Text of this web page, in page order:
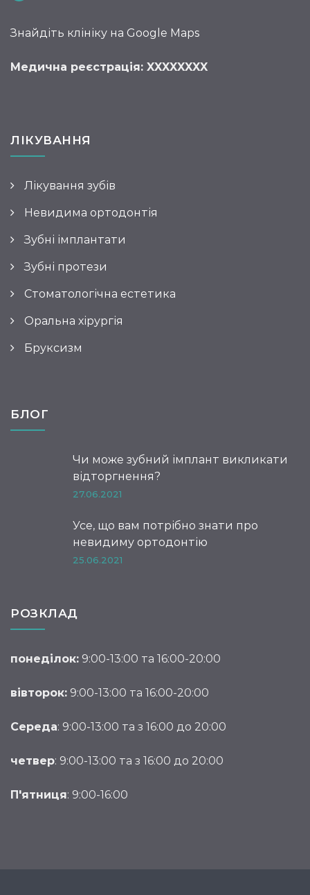
Знайдіть клініку на Google Maps
Медична реєстрація: XXXXXXXX
ЛІКУВАННЯ
Лікування зубів
Невидима ортодонтія
Зубні імплантати
Зубні протези
Стоматологічна естетика
Оральна хірургія
Бруксизм
БЛОГ
Чи може зубний імплант викликати
відторгнення?
27.06.2021
Усе, що вам потрібно знати про
невидиму ортодонтію
25.06.2021
РОЗКЛАД
понеділок: 9:00-13:00 та 16:00-20:00
вівторок: 9:00-13:00 та 16:00-20:00
Середа: 9:00-13:00 та з 16:00 до 20:00
четвер: 9:00-13:00 та з 16:00 до 20:00
П'ятниця: 9:00-16:00